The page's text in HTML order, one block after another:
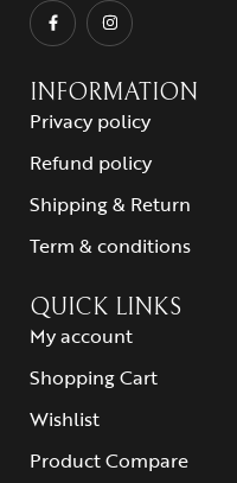
INFORMATION
Privacy policy
Refund policy
Shipping & Return
Term & conditions
QUICK LINKS
My account
Shopping Cart
Wishlist
Product Compare